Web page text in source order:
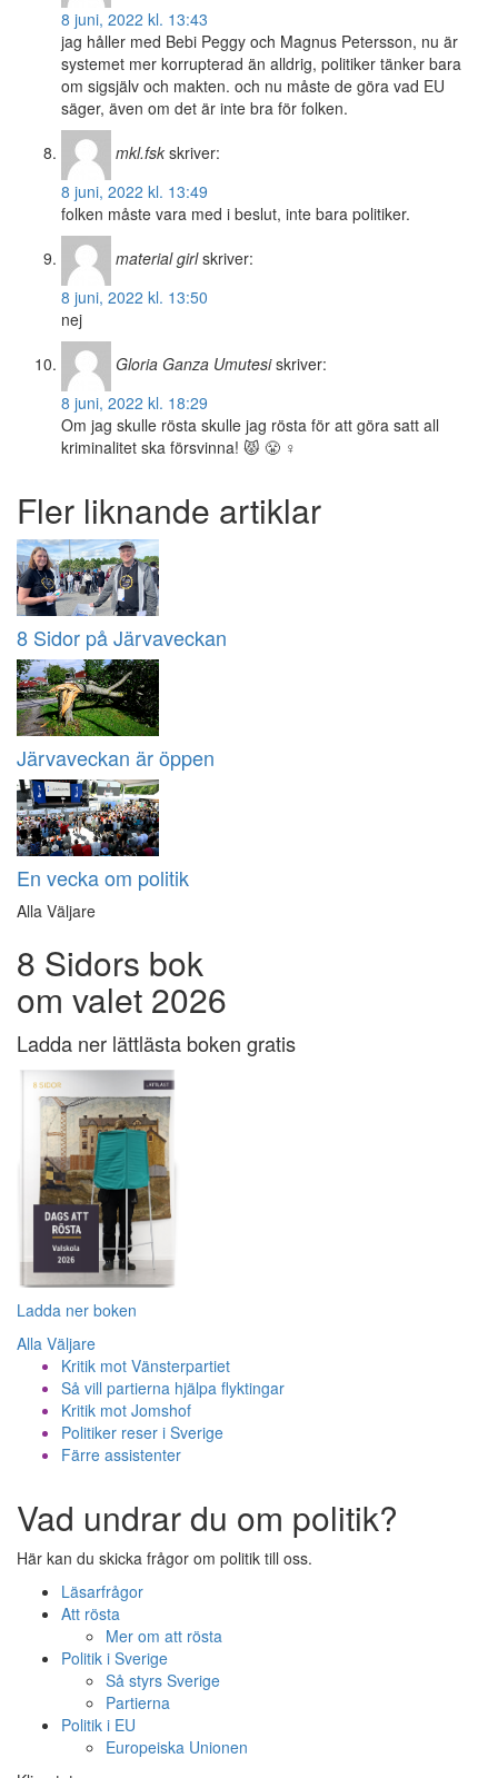
8 juni, 2022 kl. 13:43
jag håller med Bebi Peggy och Magnus Petersson, nu är
systemet mer korrupterad än alldrig, politiker tänker bara
om sigsjälv och makten. och nu måste de göra vad EU
säger, även om det är inte bra för folken.
mkl.fsk skriver:
8 juni, 2022 kl. 13:49
folken måste vara med i beslut, inte bara politiker.
material girl skriver:
8 juni, 2022 kl. 13:50
nej
Gloria Ganza Umutesi skriver:
8 juni, 2022 kl. 18:29
Om jag skulle rösta skulle jag rösta för att göra satt all
kriminalitet ska försvinna! 😾 😤 ♀
Fler liknande artiklar
8 Sidor på Järvaveckan
Järvaveckan är öppen
En vecka om politik
Alla Väljare
8 Sidors bok
om valet 2026
Ladda ner lättlästa boken gratis
Ladda ner boken
Alla Väljare
Kritik mot Vänsterpartiet
Så vill partierna hjälpa flyktingar
Kritik mot Jomshof
Politiker reser i Sverige
Färre assistenter
Vad undrar du om politik?
Här kan du skicka frågor om politik till oss.
Läsarfrågor
Att rösta
Mer om att rösta
Politik i Sverige
Så styrs Sverige
Partierna
Politik i EU
Europeiska Unionen